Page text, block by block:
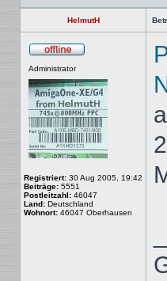
HelmutH
Administrator
Registriert: 30 Aug 2005, 19:42
Beiträge: 5551
Postleitzahl: 46047
Land: Deutschland
Wohnort: 46047 Oberhausen